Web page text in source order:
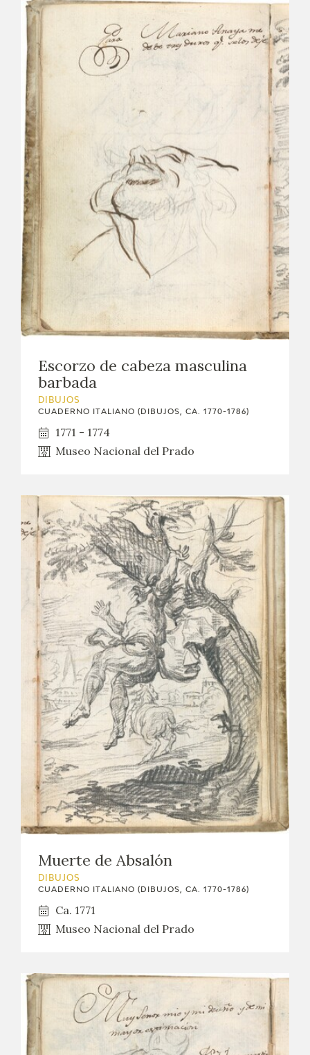
Escorzo de cabeza masculina
barbada
DIBUJOS
CUADERNO ITALIANO (DIBUJOS, CA. 1770-1786)
1771 - 1774
Museo Nacional del Prado
Muerte de Absalón
DIBUJOS
CUADERNO ITALIANO (DIBUJOS, CA. 1770-1786)
Ca. 1771
Museo Nacional del Prado